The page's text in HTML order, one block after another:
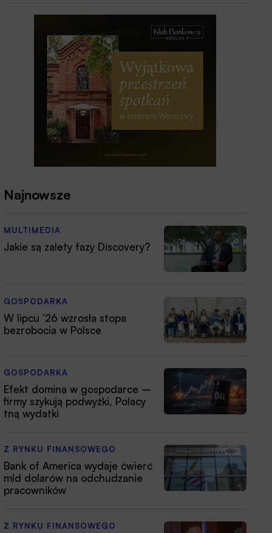
Najnowsze
MULTIMEDIA
Jakie są zalety fazy Discovery?
GOSPODARKA
W lipcu ’26 wzrosła stopa
bezrobocia w Polsce
GOSPODARKA
Efekt domina w gospodarce –
firmy szykują podwyżki, Polacy
tną wydatki
Z RYNKU FINANSOWEGO
Bank of America wydaje ćwierć
mld dolarów na odchudzanie
pracowników
Z RYNKU FINANSOWEGO